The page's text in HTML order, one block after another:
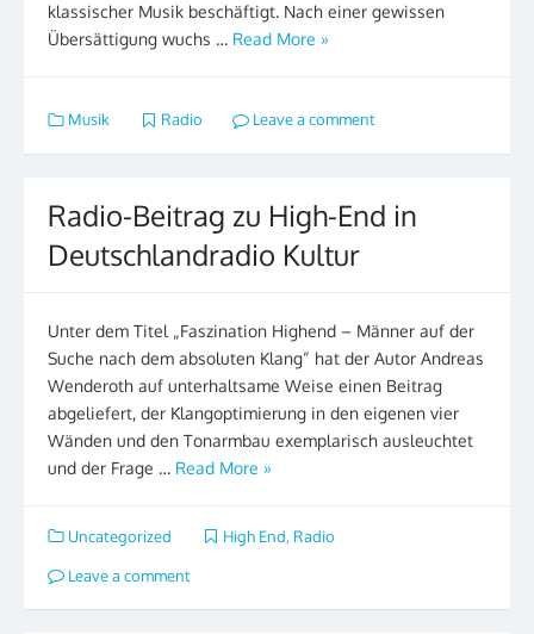
klassischer Musik beschäftigt. Nach einer gewissen
Übersättigung wuchs … Read More »
Musik Radio Leave a comment
Radio-Beitrag zu High-End in
Deutschlandradio Kultur
Unter dem Titel „Faszination Highend – Männer auf der
Suche nach dem absoluten Klang“ hat der Autor Andreas
Wenderoth auf unterhaltsame Weise einen Beitrag
abgeliefert, der Klangoptimierung in den eigenen vier
Wänden und den Tonarmbau exemplarisch ausleuchtet
und der Frage … Read More »
Uncategorized High End, Radio
Leave a comment